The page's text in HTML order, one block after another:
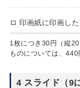
ロ 印画紙に印画し
1枚につき30円（縦
ものについては、440
4 スライド（9